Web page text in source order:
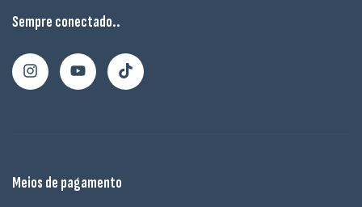
Sempre conectado..
Meios de pagamento